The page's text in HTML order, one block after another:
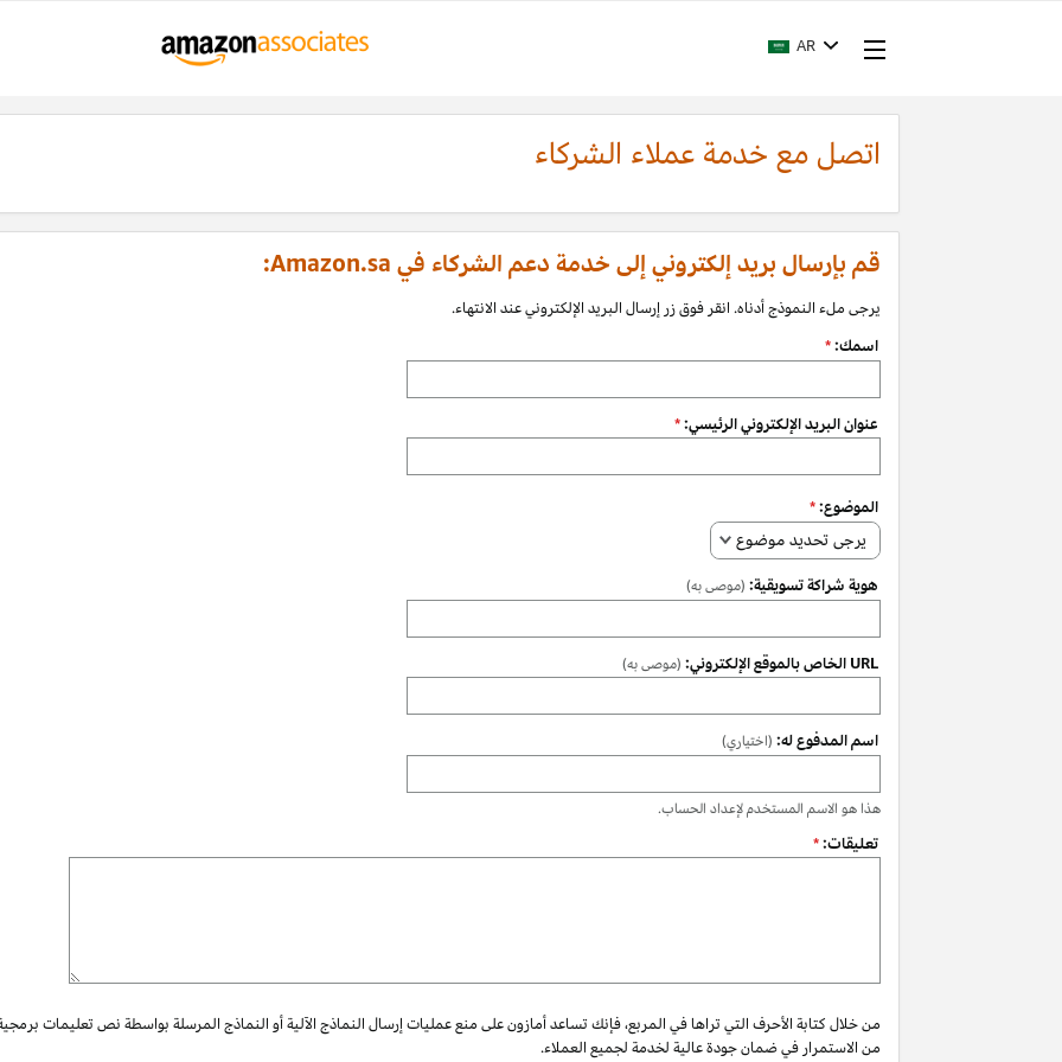
AR
اتصل مع خدمة عملاء الشركاء
قم بإرسال بريد إلكتروني إلى خدمة دعم الشركاء في Amazon.sa:
يرجى ملء النموذج أدناه. انقر فوق زر إرسال البريد الإلكتروني عند الانتهاء.
اسمك:*
عنوان البريد الإلكتروني الرئيسي:*
الموضوع:*
يرجى تحديد موضوع
هوية شراكة تسويقية: (موصى به)
URL الخاص بالموقع الإلكتروني: (موصى به)
اسم المدفوع له: (اختياري)
هذا هو الاسم المستخدم لإعداد الحساب.
تعليقات:*
من خلال كتابة الأحرف التي تراها في المربع، فإنك تساعد أمازون على منع عمليات إرسال النماذج الآلية أو النماذج المرسلة بواسطة نص تعليمات
من الاستمرار في ضمان جودة عالية لخدمة لجميع العملاء.